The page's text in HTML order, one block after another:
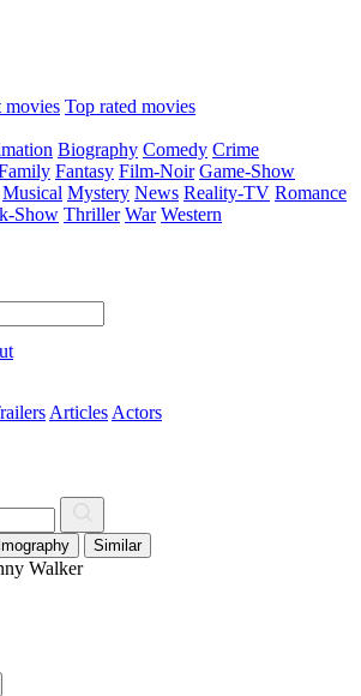
movies Top rated movies
Biography Comedy Crime
Fantasy Film-Noir Game-Show
Musical Mystery News Reality-TV Romance
Show Thriller War Western
Articles Actors
Similar
Walker